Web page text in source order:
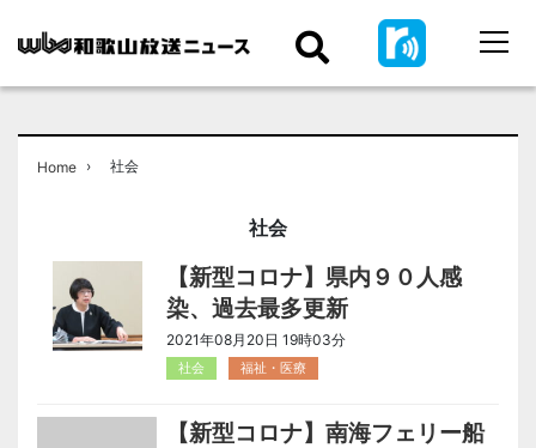
Home › 社会
社会
【新型コロナ】県内９０人感
染、過去最多更新
2021年08月20日 19時03分
社会 福祉・医療
【新型コロナ】南海フェリー船